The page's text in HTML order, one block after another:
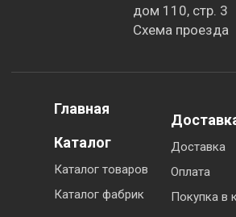
дом 110, стр. 3
Схема проезда
Главная
Каталог
Каталог товаров
Каталог фабрик
Доставка
Оплата
Покупка в